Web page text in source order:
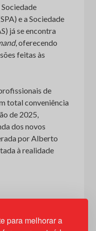
para melhorar a
e a Sociedade
já se encontra
, oferecendo
feitas às
de
total conveniência
de 2025,
dos novos
por Alberto
à realidade